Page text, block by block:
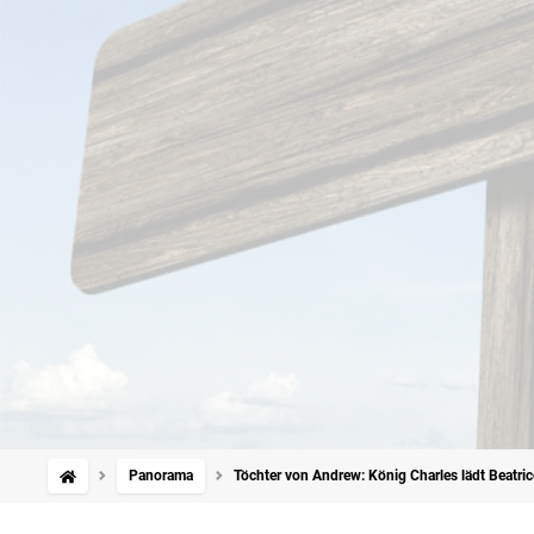
Panorama Töchter von Andrew: König Charles lädt